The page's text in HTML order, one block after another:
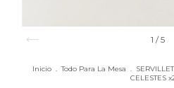
1 /5
Inicio . Todo Para La Mesa .
CELESTES